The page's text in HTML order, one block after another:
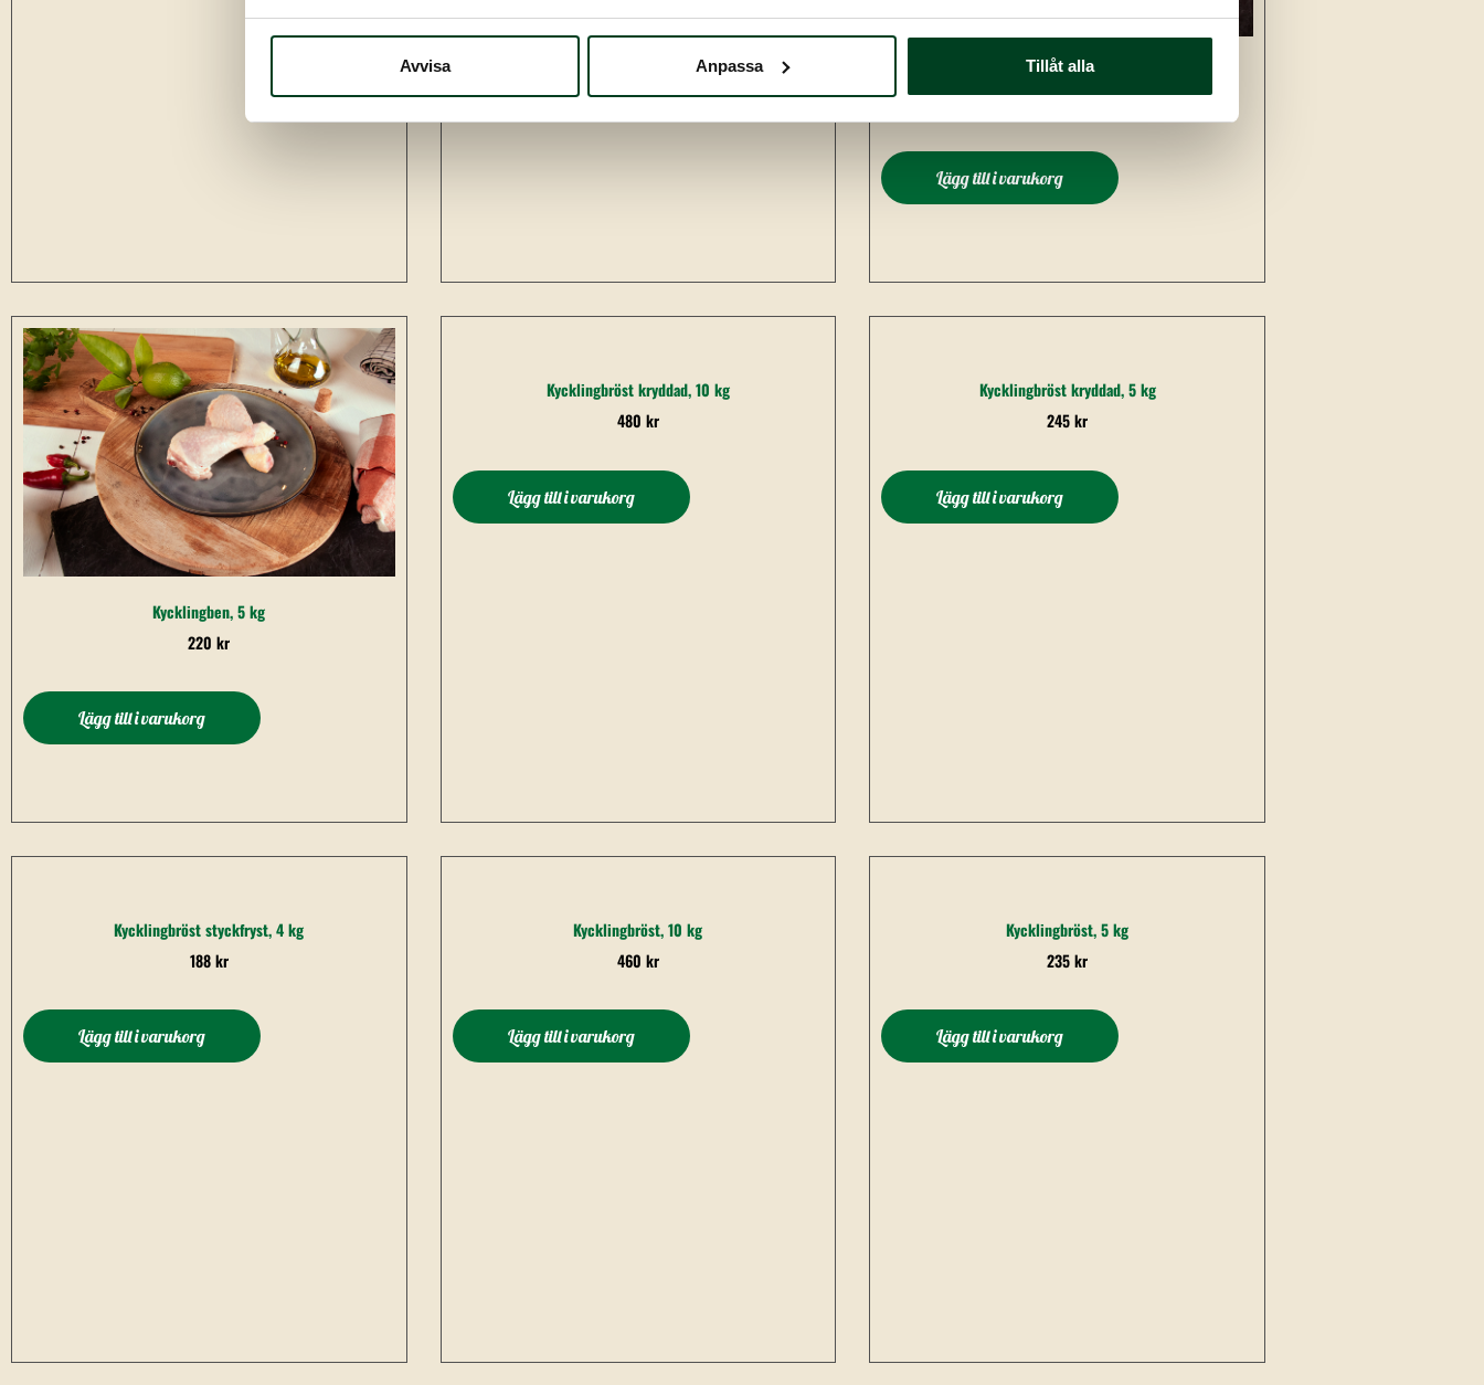
Avvisa Anpassa Tillåt alla
Kycklingben, 10 kg
430kr
Lägg till i varukorg
Kycklingben, 5 kg
220kr
Lägg till i varukorg
Kycklingbröst kryddad, 10 kg
480 kr
Lägg till i varukorg
Kycklingbröst kryddad, 5 kg
245kr
Lägg till i varukorg
Kycklingbröst styckfryst, 4 kg
188kr
Lägg till i varukorg
Kycklingbröst, 10 kg
460 kr
Lägg till i varukorg
Kycklingbröst, 5 kg
235kr
Lägg till i varukorg